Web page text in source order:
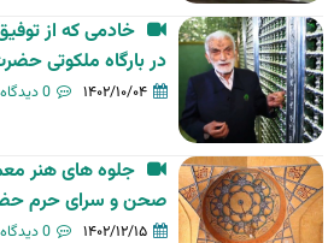
خادمی که از
در بارگاه ملکوتی
۱۴۰۲/۱۰/۰۴ 0 دیدگاه
جلوه های هنر
صحن و سرای حرم
۱۴۰۲/۱۲/۱۵ 0 دیدگاه